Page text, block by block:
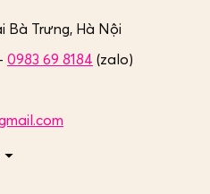
Bà Trưng, Hà Nội
0983 69 8184 (zalo)